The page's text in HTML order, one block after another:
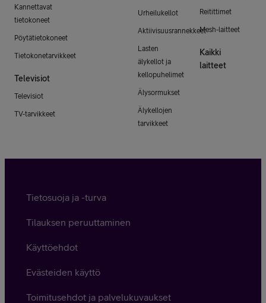
Kannettavat
tietokoneet
Pöytätietokoneet
Tietokonetarvikkeet
Televisiot
Televisiot
TV-tarvikkeet
Urheilukellot
Aktiivisuusrannekkeet
Lasten
älykellot ja
kellopuhelimet
Älysormukset
Älykellojen
tarvikkeet
Reitittimet
Mesh-laitteet
Kaikki
laitteet
Tietosuoja ja -turva
Tilauksen peruuttaminen
Käyttöehdot
Evästeiden käyttö
Toimitusehdot ja palvelukuvaukset